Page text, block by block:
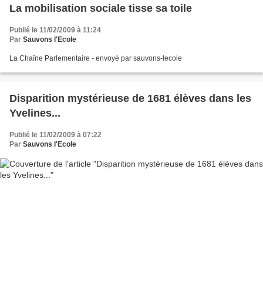
La mobilisation sociale tisse sa toile
Publié le 11/02/2009 à 11:24
Par Sauvons l'Ecole
La Chaîne Parlementaire - envoyé par sauvons-lecole
Disparition mystérieuse de 1681 élèves dans les
Yvelines...
Publié le 11/02/2009 à 07:22
Par Sauvons l'Ecole